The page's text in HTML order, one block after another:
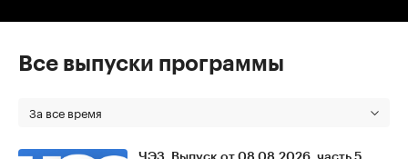
Все выпуски программы
За все время